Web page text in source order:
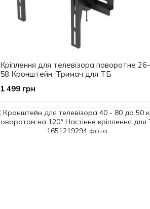
Кріплення для телевізора поворотне 26-
58 Кронштейн, Тримач для ТБ
1 499 грн